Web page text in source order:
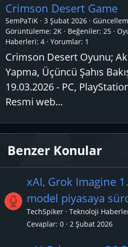
Crimson Desert Game
SemPaTiK 3 Şubat 2026
Görüntüleme: 2K
Beğeniler: 25
Haberleri: 4 Yorumlar: 1
Crimson Desert Oyunu;
Yapma, Üçüncü Şahıs
19.03.2026 - PC,
Resmi web...
Benzer Konular
xAI, Grok Imagine
model piyasaya
TechSpiker
Teknoloji
Cevaplar 0 2 Şubat 2026